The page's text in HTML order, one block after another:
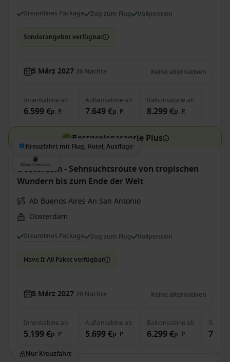
Dreamlines Package Zug zum Flug Vollpension
Sonderangebot verfügbar
5 März 2027 36 Nächte Keine alternativen
Innenkabine ab
6.599 €p. P.
Außenkabine ab
7.649 €p. P.
Balkonkabine ab
8.299 €p. P.
Bestpreisgarantie Plus
Kreuzfahrt mit Flug, Hotel, Ausflüge
Oosterdam - Sehnsuchtsroute von tropischen
Wundern bis zum Ende der Welt
Ab Buenos Aires An San Antonio
Oosterdam
Dreamlines Package Zug zum Flug Vollpension
Have It All Paket verfügbar
5 März 2027 20 Nächte Keine alternativen
Innenkabine ab
5.199 €p. P.
Außenkabine ab
5.699 €p. P.
Balkonkabine ab
6.299 €p. P.
Suite
Nur Kreuzfahrt